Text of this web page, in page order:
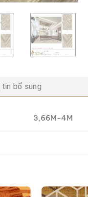
tin bổ sung
3,66M-4M